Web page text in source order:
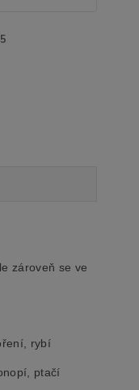
zároveň se ve
rybí
ptačí